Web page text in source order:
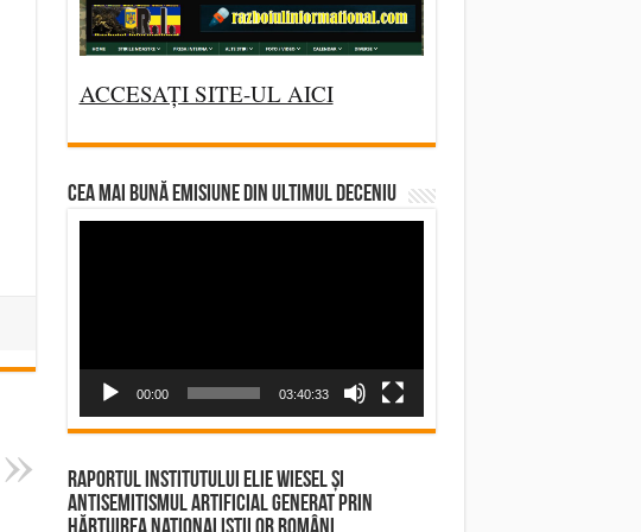
ACCESAȚI SITE-UL AICI
CEA MAI BUNĂ EMISIUNE DIN ULTIMUL DECENIU
00:00 03:40:33
Raportul Institutului Elie Wiesel și
Antisemitismul Artificial Generat prin